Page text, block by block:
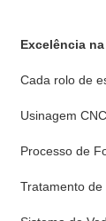
Excelência
Cada rolo de
Usinagem
Processo de
Tratamento